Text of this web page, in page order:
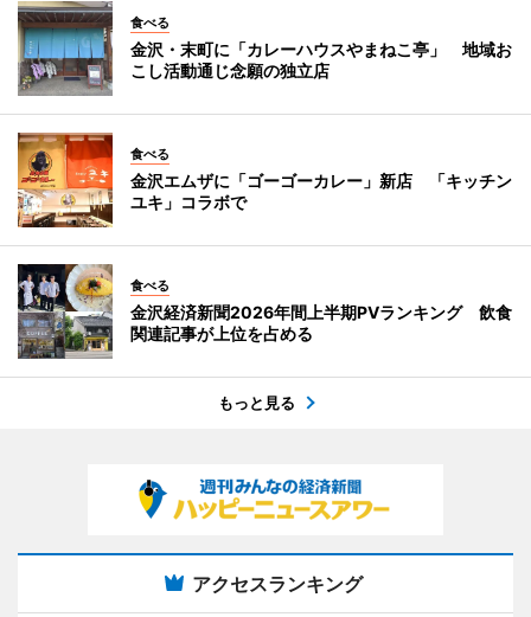
食べる
金沢・末町に「カレーハウスやまねこ亭」 地域お
こし活動通じ念願の独立店
食べる
金沢エムザに「ゴーゴーカレー」新店 「キッチン
ユキ」コラボで
食べる
金沢経済新聞2026年間上半期PVランキング 飲食
関連記事が上位を占める
もっと見る
アクセスランキング